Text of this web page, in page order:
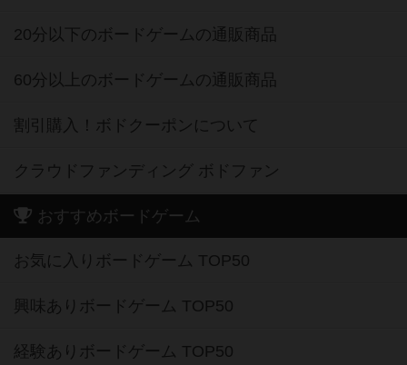
20分以下のボードゲームの通販商品
60分以上のボードゲームの通販商品
割引購入！ボドクーポンについて
クラウドファンディング ボドファン
おすすめボードゲーム
お気に入りボードゲーム TOP50
興味ありボードゲーム TOP50
経験ありボードゲーム TOP50